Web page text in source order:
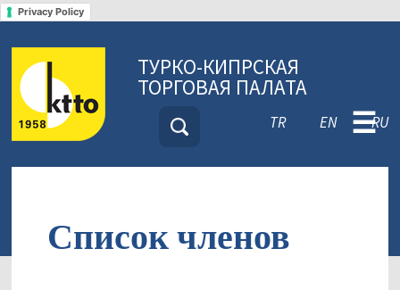
Privacy Policy
ТУРКО-КИПРСКАЯ
ТОРГОВАЯ ПАЛАТА
TR EN RU
☰
Список членов